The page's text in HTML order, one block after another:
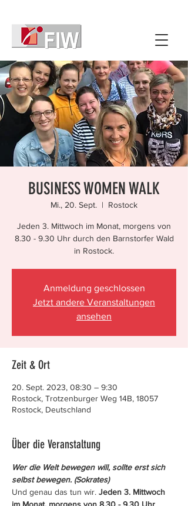
BUSINESS WOMEN WALK
Mi., 20. Sept.
  |
Rostock
Jeden 3. Mittwoch im Monat, morgens von
8.30 - 9.30 Uhr durch den Barnstorfer Wald
in Rostock.
Anmeldung geschlossen
Jetzt andere Veranstaltungen
ansehen
Zeit & Ort
20. Sept. 2023, 08:30 – 9:30
Rostock, Trotzenburger Weg 14B, 18057
Rostock, Deutschland
Über die Veranstaltung
Wer die Welt bewegen will, sollte erst sich
selbst bewegen. (Sokrates)
Und genau das tun wir. Jeden 3. Mittwoch